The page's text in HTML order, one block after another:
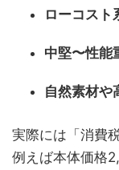
ローコスト
中堅〜性能
自然素材や
実際には「消費
例えば本体価格